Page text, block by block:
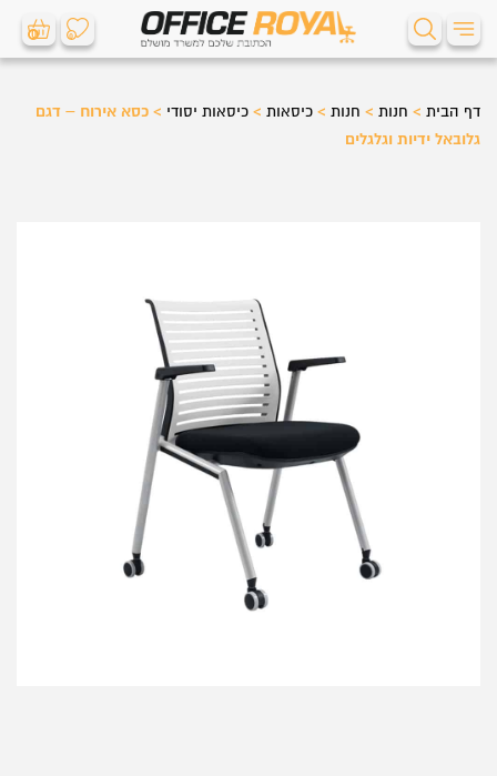
0 0
דף הבית > חנות > חנות > כיסאות > כיסאות יסודי > כסא אירוח – דגם
גלובאל ידיות וגלגלים